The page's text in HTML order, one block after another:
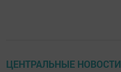
ЦЕНТРАЛЬНЫЕ НОВОСТИ